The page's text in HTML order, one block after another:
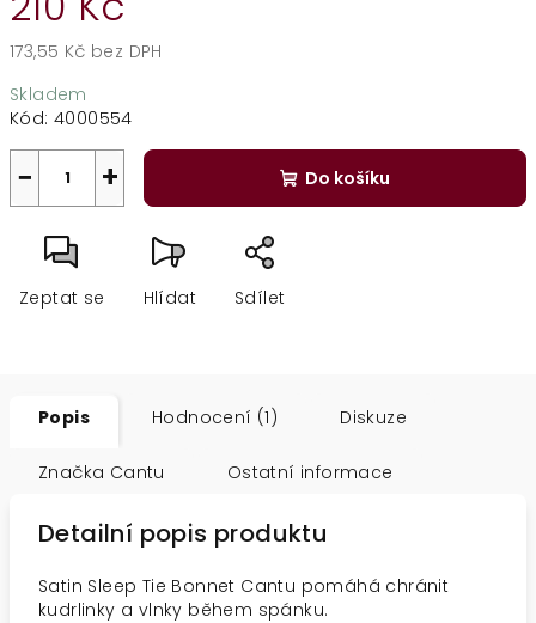
173,55 Kč bez DPH
cena:
Skladem
Kód: 4000554
+
− Do košíku
Zeptat se Hlídat Sdílet
Popis Hodnocení (1) Diskuze
Značka Cantu Ostatní informace
Detailní popis produktu
Satin Sleep Tie Bonnet Cantu pomáhá chránit
kudrlinky a vlnky během spánku.